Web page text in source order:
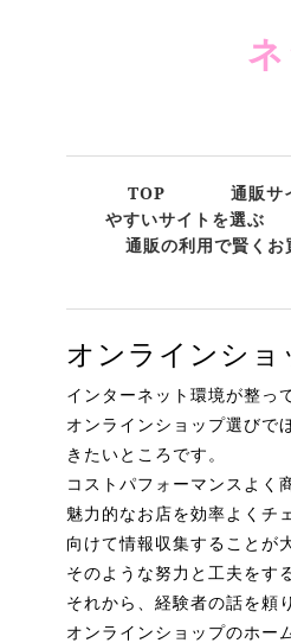
TOP 通販サ
やすいサイトを選ぶ
通販の利用で賢くお
オンラインショ
インターネット環境が整っ
オンラインショップ選びで
きたいところです。
コストパフォーマンスよく
魅力的なお店を効率よくチ
向けて情報収集することが
そのような努力と工夫をす
それから、経験者の話を頼
オンラインショップのホー